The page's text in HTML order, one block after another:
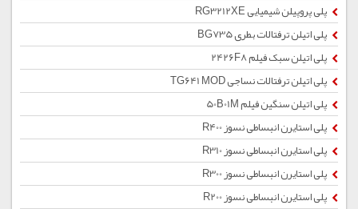
پلی پروپیلن شیمیایی RG3212XE
پلی اتیلن ترفتالات بطری BG735
پلی اتیلن سبک فیلم 2426F8
پلی اتیلن ترفتالات نساجی TG641 MOD
پلی اتیلن سنگین فیلم 50B01M
پلی استایرن انبساطی نسوز R400
پلی استایرن انبساطی نسوز R310
پلی استایرن انبساطی نسوز R300
پلی استایرن انبساطی نسوز R200